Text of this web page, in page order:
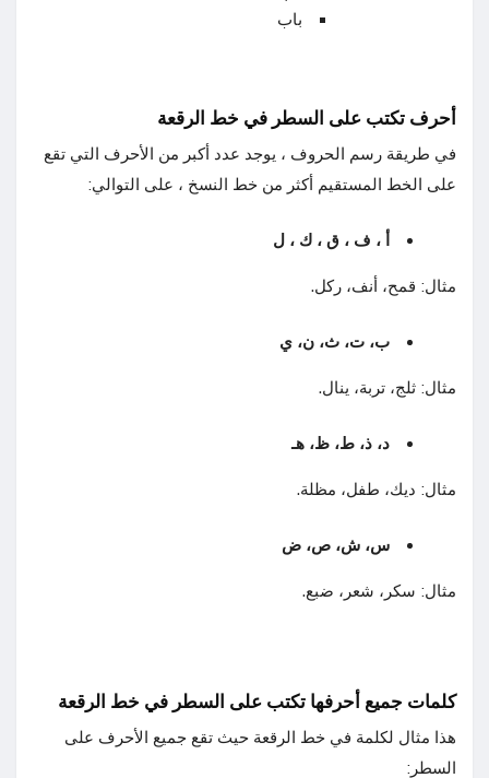
باب
أحرف تكتب على السطر في خط الرقعة
في طريقة رسم الحروف ، يوجد عدد أكبر من الأحرف التي تقع
على الخط المستقيم أكثر من خط النسخ ، على التوالي:
أ ، ف ، ق ، ك ، ل
مثال: قمح، أنف، ركل.
ب، ت، ث، ن، ي
مثال: ثلج، تربة، ينال.
د، ذ، ط، ظ، هـ
مثال: ديك، طفل، مظلة.
س، ش، ص، ض
مثال: سكر، شعر، ضبع.
كلمات جميع أحرفها تكتب على السطر في خط الرقعة
هذا مثال لكلمة في خط الرقعة حيث تقع جميع الأحرف على
السطر: